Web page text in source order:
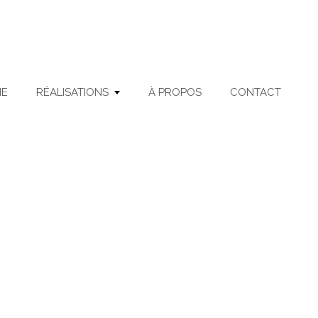
RÉALISATIONS À PROPOS CONTACT